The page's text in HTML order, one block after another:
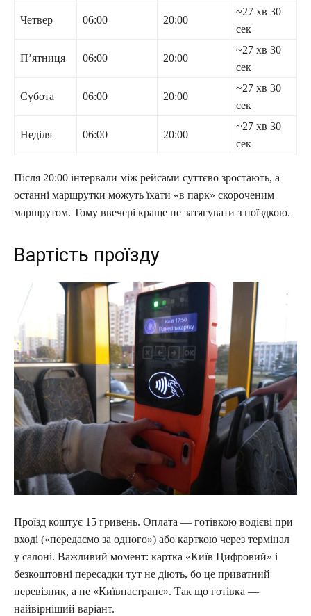
Четвер 06:00 20:00
~27 хв 30
сек
П’ятниця 06:00 20:00
~27 хв 30
сек
Субота 06:00 20:00
~27 хв 30
сек
Неділя 06:00 20:00
~27 хв 30
сек
Після 20:00 інтервали між рейсами суттєво зростають, а
останні маршрутки можуть їхати «в парк» скороченим
маршрутом. Тому ввечері краще не затягувати з поїздкою.
Вартість проїзду
Проїзд коштує 15 гривень. Оплата — готівкою водієві при
вході («передаємо за одного») або карткою через термінал
у салоні. Важливий момент: картка «Київ Цифровий» і
безкоштовні пересадки тут не діють, бо це приватний
перевізник, а не «Київпастранс». Так що готівка —
найвірніший варіант.